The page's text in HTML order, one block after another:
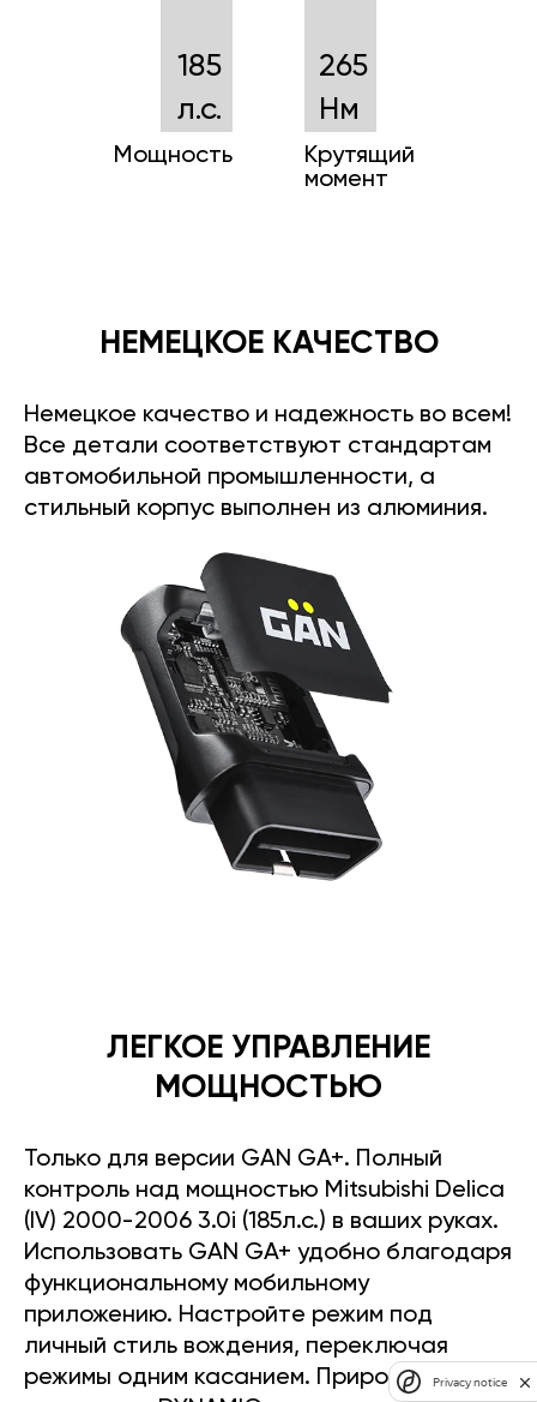
185
л.с.
Мощность
265
Нм
Крутящий
момент
НЕМЕЦКОЕ КАЧЕСТВО
Немецкое качество и надежность во всем!
Все детали соответствуют стандартам
автомобильной промышленности, а
стильный корпус выполнен из алюминия.
ЛЕГКОЕ УПРАВЛЕНИЕ
МОЩНОСТЬЮ
Только для версии GAN GA+. Полный
контроль над мощностью Mitsubishi Delica
(IV) 2000-2006 3.0i (185л.с.) в ваших руках.
Использовать GAN GA+ удобно благодаря
функциональному мобильному
приложению. Настройте режим под
личный стиль вождения, переключая
режимы одним касанием. Прирост
Privacy notice